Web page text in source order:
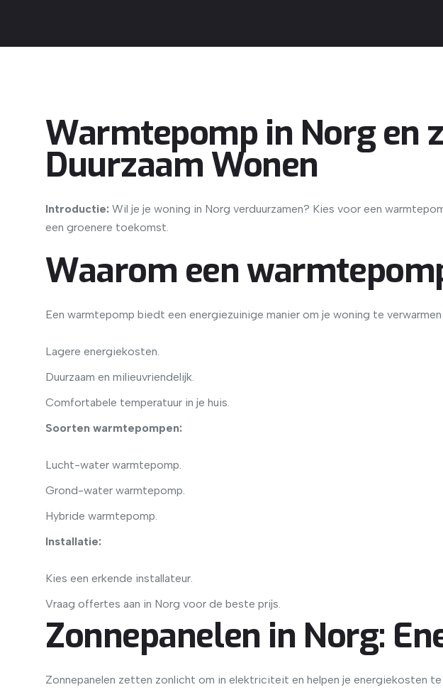
Warmtepomp in Norg en
Duurzaam Wonen
Introductie: Wil je je woning in Norg verduurzamen? Kies voor een
een groenere toekomst.
Waarom een
Een warmtepomp biedt een energiezuinige manier om je woning te
Lagere energiekosten.
Duurzaam en milieuvriendelijk.
Comfortabele temperatuur in je huis.
Soorten warmtepompen:
Lucht-water warmtepomp.
Grond-water warmtepomp.
Hybride warmtepomp.
Installatie:
Kies een erkende installateur.
Vraag offertes aan in Norg voor de beste prijs.
Zonnepanelen in Norg:
Zonnepanelen zetten zonlicht om in elektriciteit en helpen je energiekosten te